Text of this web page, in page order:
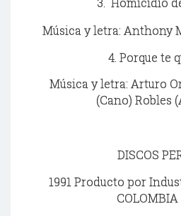
Música y letra: Anthony
4. Porque te
Música y letra: Arturo
(Cano) Robles
DISCOS
1991 Producto por
COLOMBIA